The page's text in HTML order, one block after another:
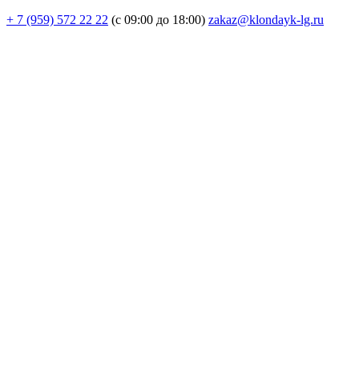
+ 7 (959) 572 22 22 (с 09:00 до 18:00) zakaz@klondayk-lg.ru